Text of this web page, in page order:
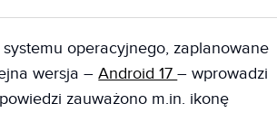
operacyjnego, zaplanowane
wersja –Android 17– wprowadzi
zauważono m.in. ikonę